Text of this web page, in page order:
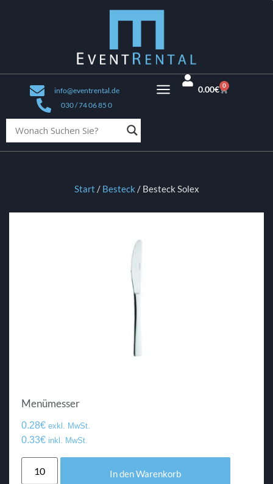
info@eventrental.de
030 / 74 06 85 0
0.00€ 0
Start / Besteck / Besteck Solex
Menümesser
0.28€ exkl. MwSt.
0.33€ inkl. MwSt.
In den Warenkorb